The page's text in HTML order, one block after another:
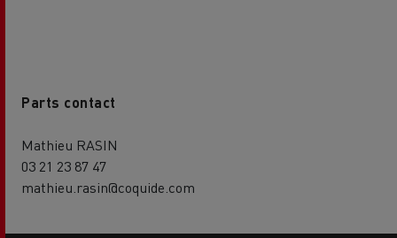
Parts contact
Mathieu RASIN
03 21 23 87 47
mathieu.rasin@coquide.com